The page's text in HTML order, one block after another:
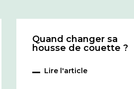
Quand changer sa
housse de couette ?
Lire l'article